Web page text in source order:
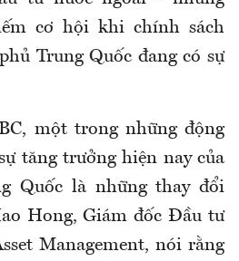
cơ hội khi chính sách
Trung Quốc đang có sự
một trong những động
tăng trưởng hiện nay của
Quốc là những thay đổi
Hong, Giám đốc Đầu tư
Management, nói rằng